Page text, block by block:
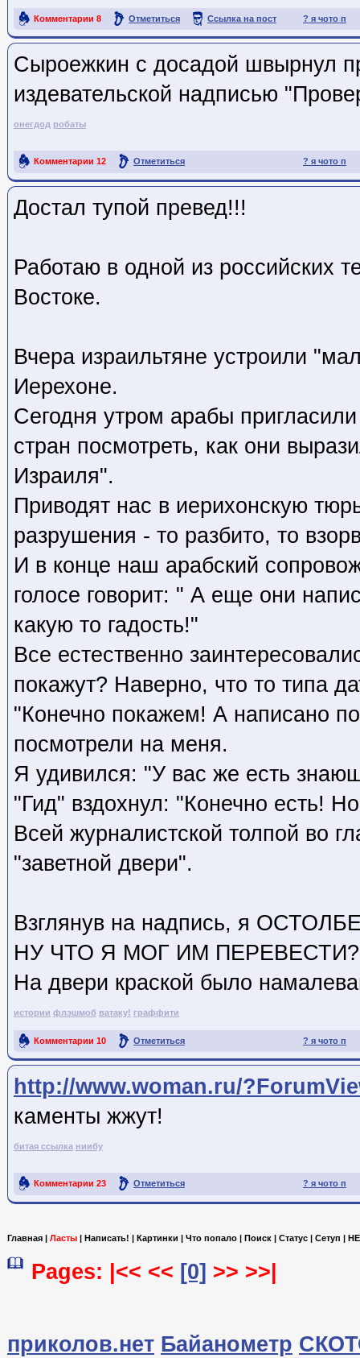
? я чото п
Комментарии 8 Отметиться Ссылка на пост
Сыроежкин с досадой швырнул
издевательской надписью
онегдод робаты
? я чото п
Комментарии 12 Отметиться
Ссылка на пост
Достал тупой превед!!!
Работаю в одной из российских
Востоке.
Вчера израильтяне устроили
Иерехоне.
Сегодня утром арабы
стран посмотреть, как они
Израиля".
Приводят нас в иерихонскую
разрушения - то разбито, то
И в конце наш арабский
голосе говорит: " А еще они
какую то гадость!"
Все естественно
покажут? Наверно, что то типа
"Конечно покажем! А написано
посмотрели на меня.
Я удивился: "У вас же есть
"Гид" вздохнул: "Конечно есть!
Всей журналистской толпой во
"заветной двери".
Взглянув на надпись, я
НУ ЧТО Я МОГ ИМ
На двери краской было
истории флэшмоб ватаку! граффити
? я чото п
Комментарии 10 Отметиться
Ссылка на пост
http://www.woman.ru/
каменты жжут!
битая ссылка ниибу
? я чото п
Комментарии 23 Отметиться
Ссылка на пост
Главная | Ласты | Написать! | Картинки | Что попало | Поиск | Статус | Сетуп |
Pages: |<< << [0] >> >>|
приколов.нет Байанометр